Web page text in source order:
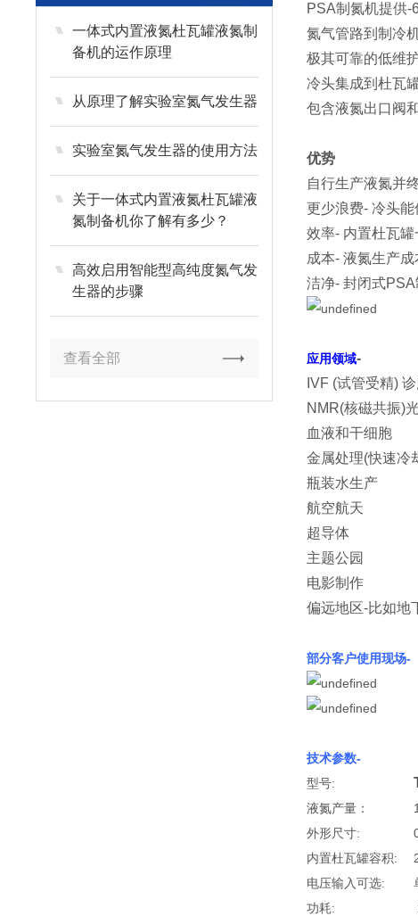
一体式内置液氮杜瓦罐液氮制
备机的运作原理
从原理了解实验室氮气发生器
实验室氮气发生器的使用方法
关于一体式内置液氮杜瓦罐液
氮制备机你了解有多少？
高效启用智能型高纯度氮气发
生器的步骤
查看全部
PSA制氮机提供-
氮气管路到制冷
极其可靠的低维
冷头集成到杜瓦
包含液氮出口阀
优势
自行生产液氮并
更少浪费- 冷头能
效率- 内置杜瓦罐
成本- 液氮生产成
洁净- 封闭式
应用领域-
IVF (试管受精)
NMR(核磁共振)
血液和干细胞
金属处理(快速冷
瓶装水生产
航空航天
超导体
主题公园
电影制作
偏远地区-比如地
部分客户使用现场-
技术参数-
型号:
液氮产量：
外形尺寸:
内置杜瓦罐容积:
电压输入可选:
功耗: